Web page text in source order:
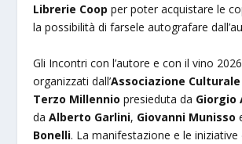
Librerie Coop per poter acquistare le
la possibilità di farsele autografare
Gli Incontri con l’autore e con il vino
organizzati dall’Associazione
Terzo Millennio presieduta da Giorgio
daAlberto Garlini, Giovanni Munisso
Bonelli. La manifestazione e le iniziative